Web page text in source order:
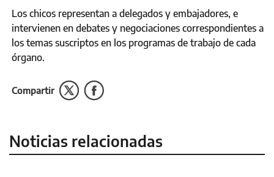
Los chicos representan a delegados y embajadores, e
intervienen en debates y negociaciones correspondientes a
los temas suscriptos en los programas de trabajo de cada
órgano.
Compartir
Noticias relacionadas